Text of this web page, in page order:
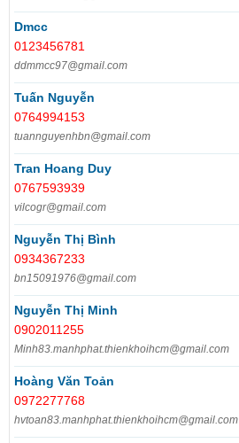
Dmcc
0123456781
ddmmcc97@gmail.com
Tuấn Nguyễn
0764994153
tuannguyenhbn@gmail.com
Tran Hoang Duy
0767593939
vilcogr@gmail.com
Nguyễn Thị Bình
0934367233
bn15091976@gmail.com
Nguyễn Thị Minh
0902011255
Minh83.manhphat.thienkhoihcm@gmail.com
Hoàng Văn Toản
0972277768
hvtoan83.manhphat.thienkhoihcm@gmail.com